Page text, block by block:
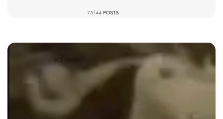
75144 POSTS
915 VIEWS